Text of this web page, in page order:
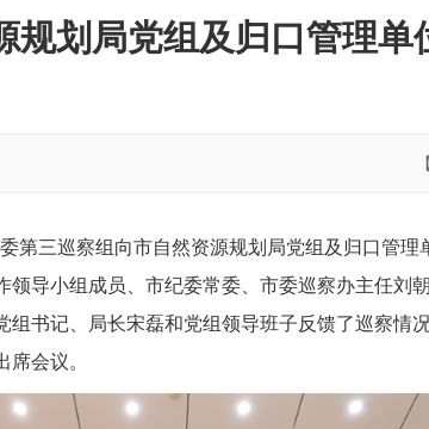
规划局党组及归口管理
第三巡察组向市自然资源规划局党组及归口管
导小组成员、市纪委常委、市委巡察办主任刘
书记、局长宋磊和党组领导班子反馈了巡察情
会议。